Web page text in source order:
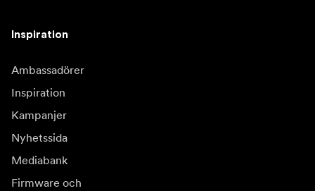
Inspiration
Ambassadörer
Inspiration
Kampanjer
Nyhetssida
Mediabank
Firmware och